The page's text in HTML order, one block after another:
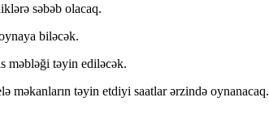
səbəb olacaq.
biləcək.
məbləği təyin ediləcək.
məkanların təyin etdiyi saatlar ərzində oynanacaq.